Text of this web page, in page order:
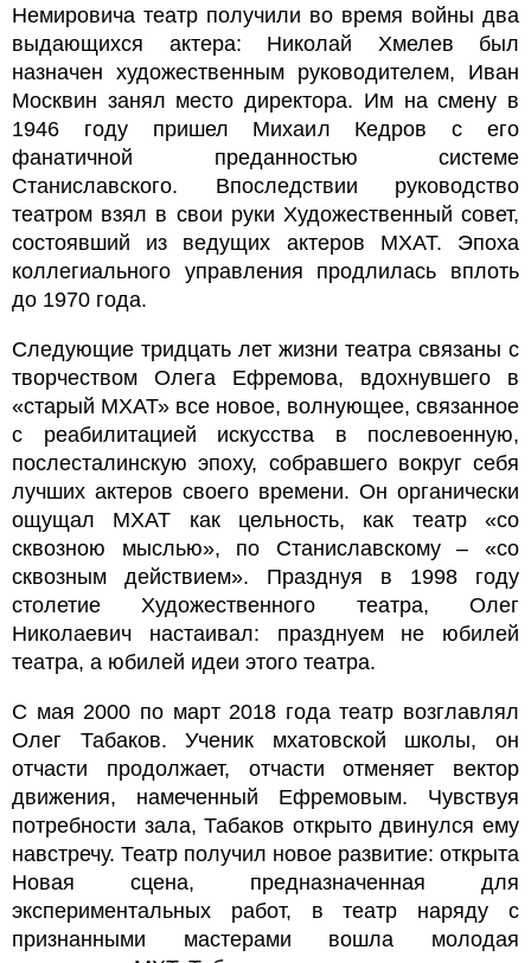
Немировича театр получили во время войны два
выдающихся актера: Николай Хмелев был
назначен художественным руководителем, Иван
Москвин занял место директора. Им на смену в
1946 году пришел Михаил Кедров с его
фанатичной преданностью системе
Станиславского. Впоследствии руководство
театром взял в свои руки Художественный совет,
состоявший из ведущих актеров МХАТ. Эпоха
коллегиального управления продлилась вплоть
до 1970 года.
Следующие тридцать лет жизни театра связаны с
творчеством Олега Ефремова, вдохнувшего в
«старый МХАТ» все новое, волнующее, связанное
с реабилитацией искусства в послевоенную,
послесталинскую эпоху, собравшего вокруг себя
лучших актеров своего времени. Он органически
ощущал МХАТ как цельность, как театр «со
сквозною мыслью», по Станиславскому – «со
сквозным действием». Празднуя в 1998 году
столетие Художественного театра, Олег
Николаевич настаивал: празднуем не юбилей
театра, а юбилей идеи этого театра.
С мая 2000 по март 2018 года театр возглавлял
Олег Табаков. Ученик мхатовской школы, он
отчасти продолжает, отчасти отменяет вектор
движения, намеченный Ефремовым. Чувствуя
потребности зала, Табаков открыто двинулся ему
навстречу. Театр получил новое развитие: открыта
Новая сцена, предназначенная для
экспериментальных работ, в театр наряду с
признанными мастерами вошла молодая